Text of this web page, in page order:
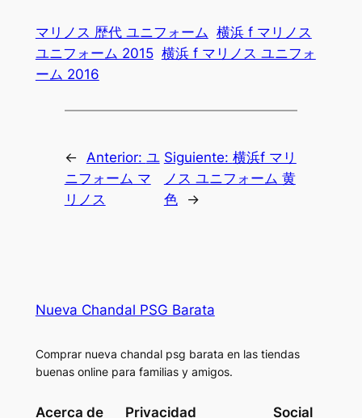
マリノス 歴代 ユニフォーム 横浜 f マリノス
ユニフォーム 2015 横浜 f マリノス ユニフォ
ーム 2016
← Anterior: ユ
ニフォーム マ
リノス
Siguiente: 横浜f マリ
ノス ユニフォーム 黄
色
→
Nueva Chandal PSG Barata
Comprar nueva chandal psg barata en las tiendas
buenas online para familias y amigos.
Acerca de Privacidad Social